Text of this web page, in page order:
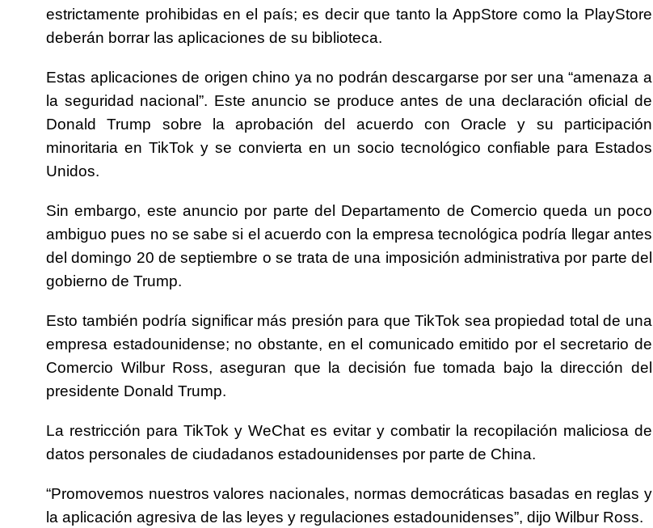
estrictamente prohibidas en el país; es decir que tanto la AppStore como la PlayStore
deberán borrar las aplicaciones de su biblioteca.
Estas aplicaciones de origen chino ya no podrán descargarse por ser una “amenaza a
la seguridad nacional”. Este anuncio se produce antes de una declaración oficial de
Donald Trump sobre la aprobación del acuerdo con Oracle y su participación
minoritaria en TikTok y se convierta en un socio tecnológico confiable para Estados
Unidos.
Sin embargo, este anuncio por parte del Departamento de Comercio queda un poco
ambiguo pues no se sabe si el acuerdo con la empresa tecnológica podría llegar antes
del domingo 20 de septiembre o se trata de una imposición administrativa por parte del
gobierno de Trump.
Esto también podría significar más presión para que TikTok sea propiedad total de una
empresa estadounidense; no obstante, en el comunicado emitido por el secretario de
Comercio Wilbur Ross, aseguran que la decisión fue tomada bajo la dirección del
presidente Donald Trump.
La restricción para TikTok y WeChat es evitar y combatir la recopilación maliciosa de
datos personales de ciudadanos estadounidenses por parte de China.
“Promovemos nuestros valores nacionales, normas democráticas basadas en reglas y
la aplicación agresiva de las leyes y regulaciones estadounidenses”, dijo Wilbur Ross.